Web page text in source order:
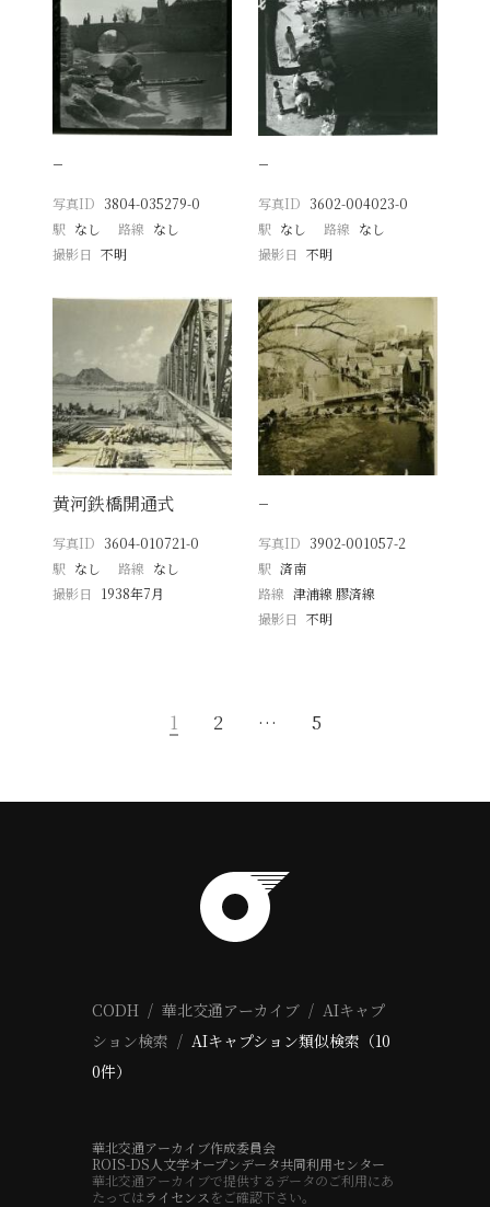
−
写真ID 3804-035279-0
駅 なし 路線 なし
撮影日
不明
−
写真ID 3602-004023-0
駅 なし 路線 なし
撮影日 不明
黄河鉄橋開通式
写真ID 3604-010721-0
駅 なし 路線 なし
撮影日
1938年7月
−
写真ID 3902-001057-2
駅 済南
路線 津浦線 膠済線
撮影日 不明
1 2 … 5
CODH 華北交通アーカイブ
AIキャプ
ション検索
AIキャプション類似検索（10
0件）
華北交通アーカイブ作成委員会
ROIS-DS人文学オープンデータ共同利用センター
華北交通アーカイブで提供するデータのご利用にあ
たってはライセンス をご確認下さい。